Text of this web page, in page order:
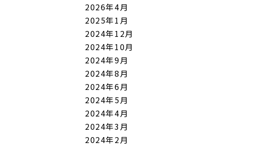
2026年4月
2025年1月
2024年12月
2024年10月
2024年9月
2024年8月
2024年6月
2024年5月
2024年4月
2024年3月
2024年2月